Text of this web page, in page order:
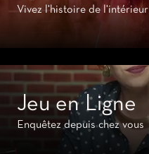
Vivez l'histoire de l'intérieur
Jeu en Ligne
Enquêtez depuis chez vous